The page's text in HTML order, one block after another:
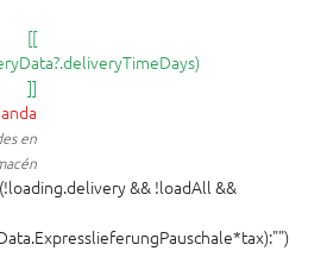
[[
]]
en
&& !loadAll &&